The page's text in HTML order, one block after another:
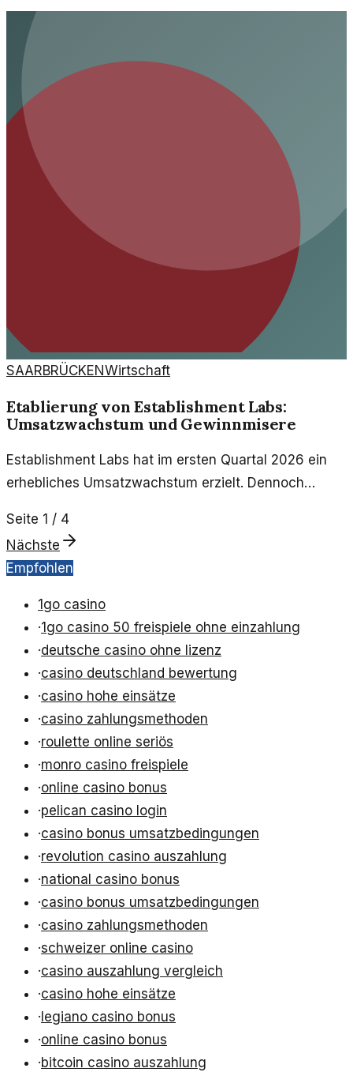
Analysten fragen sich, was hinter dieser Entwicklung
steckt.
SAARBRÜCKENWirtschaft
Etablierung von Establishment Labs:
Umsatzwachstum und Gewinnmisere
Establishment Labs hat im ersten Quartal 2026 ein
erhebliches Umsatzwachstum erzielt. Dennoch
Unternehmens.
Seite 1 / 4
Nächste
Empfohlen
1go casino
·1go casino 50 freispiele ohne einzahlung
·deutsche casino ohne lizenz
·casino deutschland bewertung
·casino hohe einsätze
·casino zahlungsmethoden
·roulette online seriös
·monro casino freispiele
·online casino bonus
·pelican casino login
·casino bonus umsatzbedingungen
·revolution casino auszahlung
·national casino bonus
·casino bonus umsatzbedingungen
·casino zahlungsmethoden
·schweizer online casino
·casino auszahlung vergleich
·casino hohe einsätze
· legiano casino bonus
·online casino bonus
·bitcoin casino auszahlung